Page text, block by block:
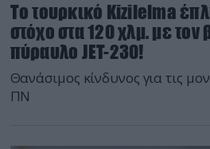
Το τουρκικό Kizilelma
στόχο στα 120 χλμ. με τον
πύραυλο JET-230!
Θανάσιμος κίνδυνος για τις
ΠΝ